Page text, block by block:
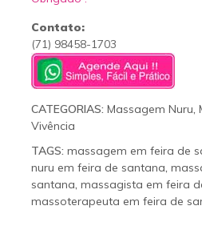
Contato:
(71) 98458-1703
CATEGORIAS: Massagem Nuru,
Vivência
TAGS: massagem em feira de
nuru em feira de santana,
santana, massagista em feira
massoterapeuta em feira de